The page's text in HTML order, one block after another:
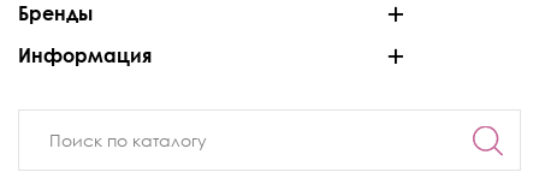
Бренды
Информация